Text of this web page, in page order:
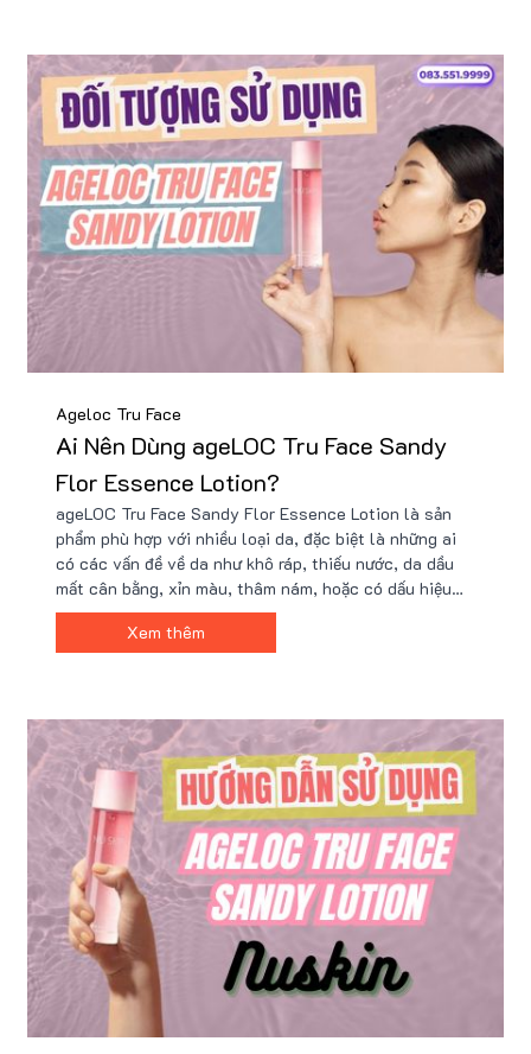
Ageloc Tru Face
Ai Nên Dùng ageLOC Tru Face Sandy
Flor Essence Lotion?
ageLOC Tru Face Sandy Flor Essence Lotion là sản
phẩm phù hợp với nhiều loại da, đặc biệt là những ai
có các vấn đề về da như khô ráp, thiếu nước, da dầu
mất cân bằng, xỉn màu, thâm nám, hoặc có dấu hiệu
lão hóa sớm. Sản phẩm cung cấp độ ẩm sâu, cân bằng
dầu, cải thiện sắc tố, giảm nếp nhăn. Mua ngay tại
Xem thêm